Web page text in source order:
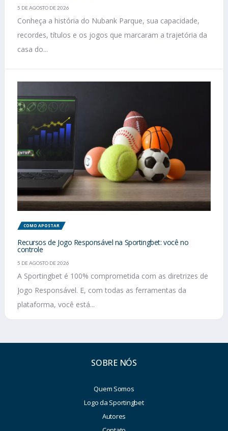
5 DE AGOSTO DE 2026
Conheça a história do Nubank Parque, sua capacidade,
recordes, títulos e os jogos que marcaram a trajetória da
casa do...
COMO APOSTAR
Recursos de Jogo Responsável na Sportingbet: você no
controle
5 DE AGOSTO DE 2026
A Sportingbet é 100% comprometida com as diretrizes de
Jogo Responsável. E, com todas as ferramentas da
plataforma, você está...
SOBRE NÓS
Quem Somos
Logo da Sportingbet
Autores